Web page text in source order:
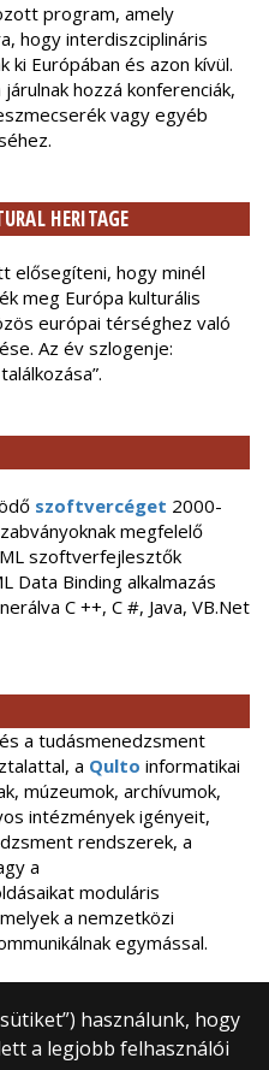
program, amely
hogy interdiszciplináris
ki Európában és azon kívül.
hozzá konferenciák,
vagy egyéb
HERITAGE
elősegíteni, hogy minél
meg Európa kulturális
európai térséghez való
Az év szlogenje:
szoftvercéget 2000-
megfelelő
szoftverfejlesztők
Data Binding alkalmazás
C ++, C #, Java, VB.Net
a tudásmenedzsment
a Qulto informatikai
múzeumok, archívumok,
intézmények igényeit,
rendszerek, a
a
moduláris
a nemzetközi
egymással.
használunk, hogy
a legjobb felhasználói
Bölcsészet Tanszék